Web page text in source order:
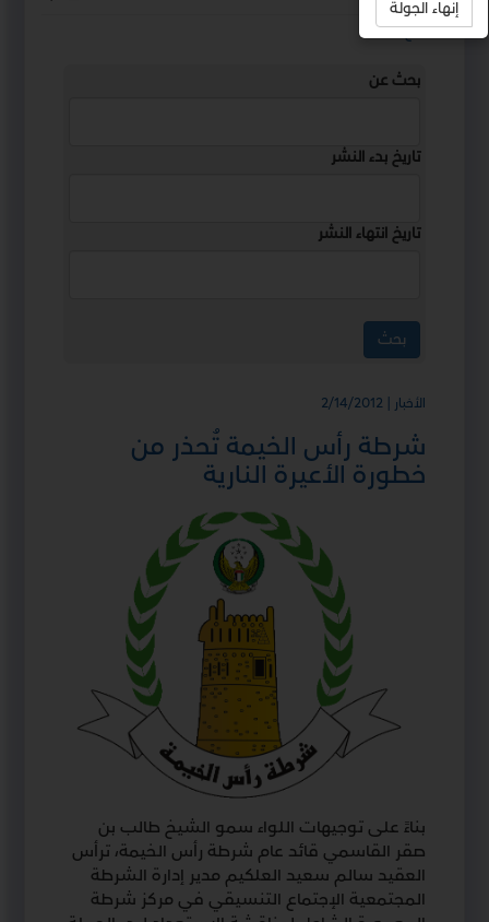
استمع
بحث عن
تاريخ بدء النشر
تاريخ انتهاء النشر
الأخبار | 2/14/2012
شرطة رأس الخيمة تُحذر من
خطورة الأعيرة النارية
بناءً على توجيهات اللواء سمو الشيخ طالب بن
صقر القاسمي قائد عام شرطة رأس الخيمة، ترأس
العقيد سالم سعيد العلكيم مدير إدارة الشرطة
المجتمعية الإجتماع التنسيقي في مركز شرطة
إنهاء الجولة